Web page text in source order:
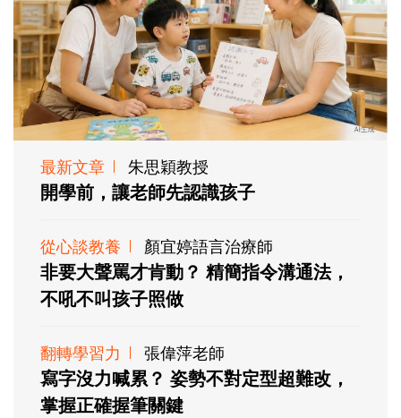
最新文章 朱思穎教授
開學前，讓老師先認識孩子
從心談教養 顏宜婷語言治療師
非要大聲罵才肯動？ 精簡指令溝通法，
不吼不叫孩子照做
翻轉學習力 張偉萍老師
寫字沒力喊累？ 姿勢不對定型超難改，
掌握正確握筆關鍵